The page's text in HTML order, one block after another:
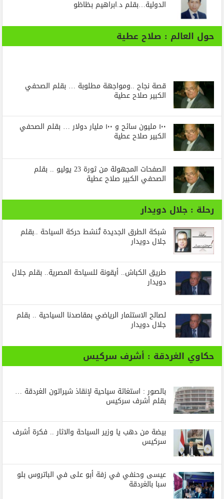
الدولية…بقلم د.ابراهيم بظاظو
حول العالم : صلاح عطية
قصة نجاح ..ومواجهة مطلوبة … بقلم الصحفي
الكبير صلاح عطية
١٠٠ مليون سائح و ١٠٠ مليار دولار … بقلم الصحفي
الكبير صلاح عطية
الصفحات المجهولة من ثورة 23 يوليو .. بقلم
الصحفي الكبير صلاح عطية
رحلة : جلال دويدار
شبكة الطرق الجديدة تُنشط حركة السياحة ..بقلم
جلال دويدار
طريق الكباش.. أيقونة للسياحة المصرية.. بقلم جلال
دويدار
لصالح الاستثمار الرياضي بمقاصدنا السياحية .. بقلم
جلال دويدار
حكاوي الغردقة : أشرف سركيس
بالصور : استغاثة سياحية لإنقاذ شيراتون الغردقة …
بقلم أشرف سركيس
بيضة من دهب يا وزير السياحة والاثار .. فكرة أشرف
سركيس
عيسى وحنفي في زفة أبو على في الباتروس بلو
سبا بالغردقة